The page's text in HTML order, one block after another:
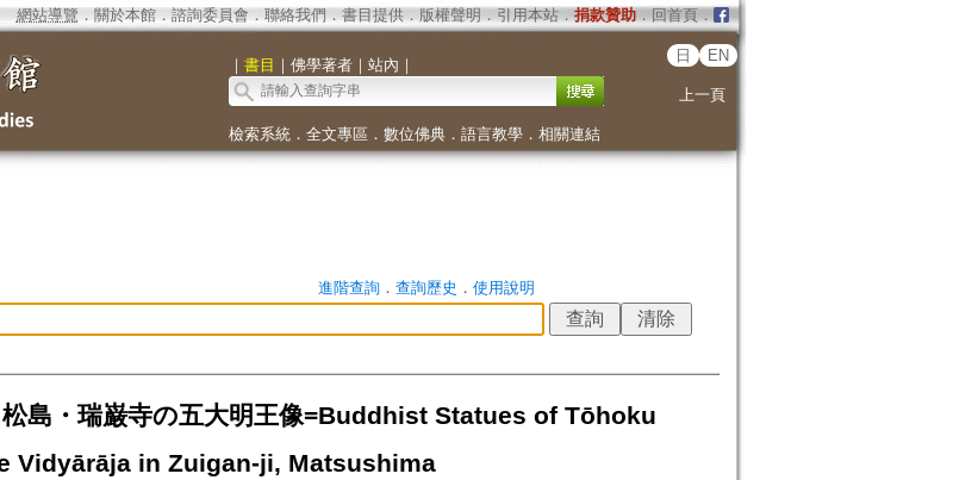
網站導覽 ． 關於本館． 諮詢委員會． 聯絡我們 ． 書目提供． 版權聲明 ． 引用本站． 捐款贊助．回首頁．
｜ 書目 ｜ 佛學著者｜ 站內 ｜
日 EN
上一頁
檢索系統． 全文專區 ． 數位佛典． 語言教學． 相關連結
進階查詢． 查詢歷史 ． 使用說明
島・瑞巌寺の五大明王像=Buddhist Statues of Tōhoku
Vidyārāja in Zuigan-ji, Matsushima